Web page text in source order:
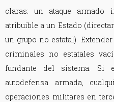
claras: un ataque armado
atribuible a un Estado
un grupo no estatal).
criminales no estatales
fundante del sistema. Si
autodefensa armada,
operaciones militares en